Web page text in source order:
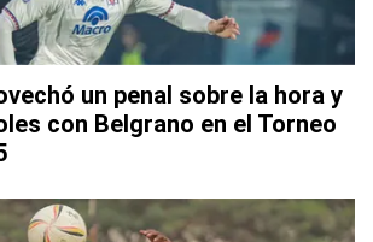
un penal sobre la hora y
con Belgrano en el Torneo